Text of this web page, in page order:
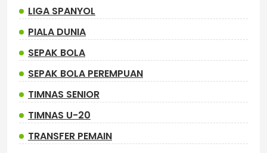
LIGA SPANYOL
PIALA DUNIA
SEPAK BOLA
SEPAK BOLA PEREMPUAN
TIMNAS SENIOR
TIMNAS U-20
TRANSFER PEMAIN